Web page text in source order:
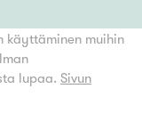
käyttäminen muihin
lupaa. Sivun